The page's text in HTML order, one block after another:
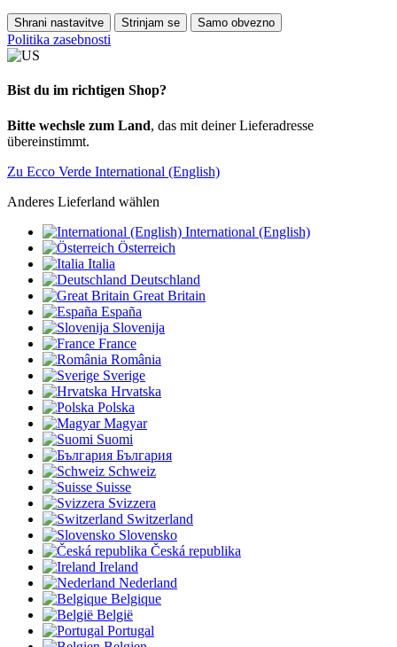
Shrani nastavitve Strinjam se Samo obvezno
Politika zasebnosti
Bist du im richtigen Shop?
Bitte wechsle zum Land, das mit deiner Lieferadresse
übereinstimmt.
Zu Ecco Verde International (English)
Anderes Lieferland wählen
International (English)
Österreich
Italia
Deutschland
Great Britain
España
Slovenija
France
România
Sverige
Hrvatska
Polska
Magyar
Suomi
България
Schweiz
Suisse
Svizzera
Switzerland
Slovensko
Česká republika
Ireland
Nederland
Belgique
België
Portugal